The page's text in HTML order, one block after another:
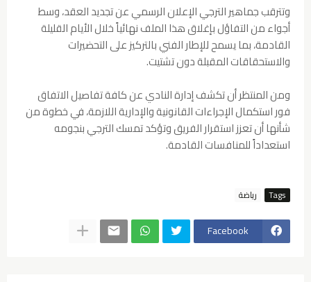
وتترقب جماهير الترجي الإعلان الرسمي عن تجديد العقد، وسط
أجواء من التفاؤل بإغلاق هذا الملف نهائياً خلال الأيام القليلة
القادمة، بما يسمح للإطار الفني بالتركيز على التحضيرات
والاستحقاقات المقبلة دون تشتيت.
ومن المنتظر أن تكشف إدارة النادي عن كافة تفاصيل الاتفاق
فور استكمال الإجراءات القانونية والإدارية اللازمة، في خطوة من
شأنها أن تعزز استقرار الفريق وتؤكد تمسك الترجي بنجومه
استعداداً للمنافسات القادمة.
Tags رياضة
Facebook